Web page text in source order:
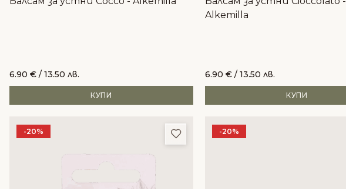
6.90 € / 13.50 лв.
КУПИ
Alkemilla
6.90 € / 13.50 лв.
КУПИ
-20% Добави в любими
-20%